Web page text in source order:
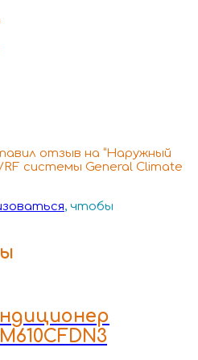
отзыв на “Наружный
системы General Climate
, чтобы